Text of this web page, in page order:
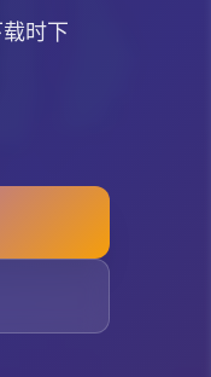
时下